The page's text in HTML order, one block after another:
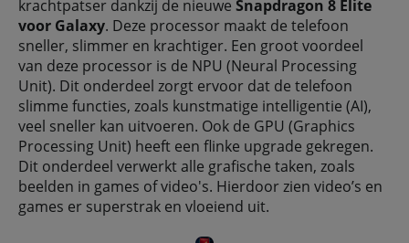
krachtpatser dankzij de nieuwe Snapdragon 8 Elite
voor Galaxy. Deze processor maakt de telefoon
sneller, slimmer en krachtiger. Een groot voordeel
van deze processor is de NPU (Neural Processing
Unit). Dit onderdeel zorgt ervoor dat de telefoon
slimme functies, zoals kunstmatige intelligentie (AI),
veel sneller kan uitvoeren. Ook de GPU (Graphics
Processing Unit) heeft een flinke upgrade gekregen.
Dit onderdeel verwerkt alle grafische taken, zoals
beelden in games of video's. Hierdoor zien video’s en
games er superstrak en vloeiend uit.